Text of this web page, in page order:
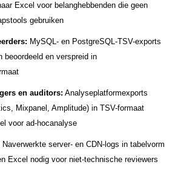
Excel voor belanghebbenden die geen
gebruiken
MySQL- en PostgreSQL-TSV-exports
beoordeeld en verspreid in
en auditors: Analyseplatformexports
Mixpanel, Amplitude) in TSV-formaat
voor ad-hocanalyse
Naverwerkte server- en CDN-logs in tabelvorm
Excel nodig voor niet-technische reviewers